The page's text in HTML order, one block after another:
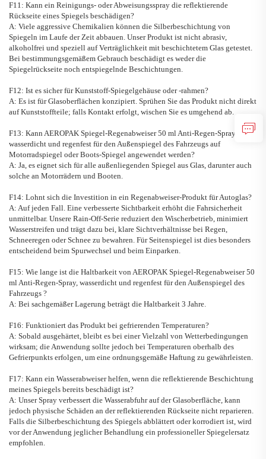
F11: Kann ein Reinigungs- oder Abweisungsspray die reflektierende
Rückseite eines Spiegels beschädigen?
A: Viele aggressive Chemikalien können die Silberbeschichtung von
Spiegeln im Laufe der Zeit abbauen. Unser Produkt ist nicht abrasiv,
alkoholfrei und speziell auf Verträglichkeit mit beschichtetem Glas getestet.
Bei bestimmungsgemäßem Gebrauch beschädigt es weder die
Spiegelrückseite noch entspiegelnde Beschichtungen.
F12: Ist es sicher für Kunststoff-Spiegelgehäuse oder -rahmen?
A: Es ist für Glasoberflächen konzipiert. Sprühen Sie das Produkt nicht direkt
auf Kunststoffteile; falls Kontakt erfolgt, wischen Sie es umgehend ab.
F13: Kann AEROPAK Spiegel-Regenabweiser50 ml Anti-Regen-Spray,
wasserdicht und regenfest für den Außenspiegel des Fahrzeugs auf
Motorradspiegel oder Boots-Spiegel angewendet werden?
A: Ja, es eignet sich für alle außenliegenden Spiegel aus Glas, darunter auch
solche an Motorrädern und Booten.
F14: Lohnt sich die Investition in ein Regenabweiser-Produkt für Autoglas?
A: Auf jeden Fall. Eine verbesserte Sichtbarkeit erhöht die Fahrsicherheit
unmittelbar. Unsere Rain-Off-Serie reduziert den Wischerbetrieb, minimiert
Wasserstreifen und trägt dazu bei, klare Sichtverhältnisse bei Regen,
Schneeregen oder Schnee zu bewahren. Für Seitenspiegel ist dies besonders
entscheidend beim Spurwechsel und beim Einparken.
F15: Wie lange ist die Haltbarkeit von AEROPAK Spiegel-Regenabweiser50
ml Anti-Regen-Spray, wasserdicht und regenfest für den Außenspiegel des
Fahrzeugs ?
A: Bei sachgemäßer Lagerung beträgt die Haltbarkeit 3 Jahre.
F16: Funktioniert das Produkt bei gefrierenden Temperaturen?
A: Sobald ausgehärtet, bleibt es bei einer Vielzahl von Wetterbedingungen
wirksam; die Anwendung sollte jedoch bei Temperaturen oberhalb des
Gefrierpunkts erfolgen, um eine ordnungsgemäße Haftung zu gewährleisten.
F17: Kann ein Wasserabweiser helfen, wenn die reflektierende Beschichtung
meines Spiegels bereits beschädigt ist?
A: Unser Spray verbessert die Wasserabfuhr auf der Glasoberfläche, kann
jedoch physische Schäden an der reflektierenden Rückseite nicht reparieren.
Falls die Silberbeschichtung des Spiegels abblättert oder korrodiert ist, wird
vor der Anwendung jeglicher Behandlung ein professioneller Spiegelersatz
empfohlen.